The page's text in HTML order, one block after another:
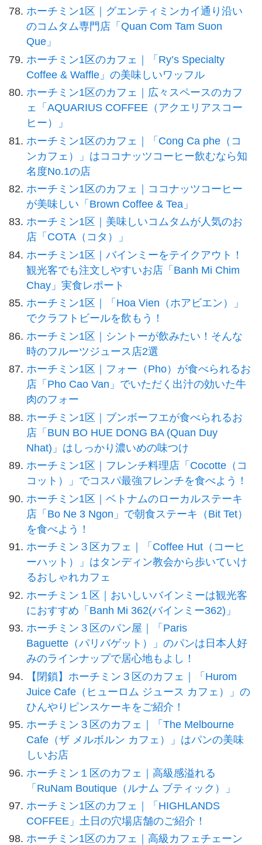
ホーチミン1区｜グエンティミンカイ通り沿い
のコムタム専門店「Quan Com Tam Suon
Que」
ホーチミン1区のカフェ｜「Ry’s Specialty
Coffee & Waffle」の美味しいワッフル
ホーチミン1区のカフェ｜広々スペースのカフ
ェ「AQUARIUS COFFEE（アクエリアスコー
ヒー）」
ホーチミン1区のカフェ｜「Cong Ca phe（コ
ンカフェ）」はココナッツコーヒー飲むなら知
名度No.1の店
ホーチミン1区のカフェ｜ココナッツコーヒー
が美味しい「Brown Coffee & Tea」
ホーチミン1区｜美味しいコムタムが人気のお
店「COTA（コタ）」
ホーチミン1区｜バインミーをテイクアウト！
観光客でも注文しやすいお店「Banh Mi Chim
Chay」実食レポート
ホーチミン1区｜「Hoa Vien（ホアビエン）」
でクラフトビールを飲もう！
ホーチミン1区｜シントーが飲みたい！そんな
時のフルーツジュース店2選
ホーチミン1区｜フォー（Pho）が食べられるお
店「Pho Cao Van」でいただく出汁の効いた牛
肉のフォー
ホーチミン1区｜ブンボーフエが食べられるお
店「BUN BO HUE DONG BA (Quan Duy
Nhat)」はしっかり濃いめの味つけ
ホーチミン1区｜フレンチ料理店「Cocotte（コ
コット）」でコスパ最強フレンチを食べよう！
ホーチミン1区｜ベトナムのローカルステーキ
店「Bo Ne 3 Ngon」で朝食ステーキ（Bit Tet）
を食べよう！
ホーチミン３区カフェ｜「Coffee Hut（コーヒ
ーハット）」はタンディン教会から歩いていけ
るおしゃれカフェ
ホーチミン１区｜おいしいバインミーは観光客
におすすめ「Banh Mi 362(バインミー362)」
ホーチミン３区のパン屋｜「Paris
Baguette（パリバゲット）」のパンは日本人好
みのラインナップで居心地もよし！
【閉鎖】ホーチミン３区のカフェ｜「Hurom
Juice Cafe（ヒューロム ジュース カフェ）」の
ひんやりピンスケーキをご紹介！
ホーチミン３区のカフェ｜「The Melbourne
Cafe（ザ メルボルン カフェ）」はパンの美味
しいお店
ホーチミン１区のカフェ｜高級感溢れる
「RuNam Boutique（ルナム ブティック）」
ホーチミン1区のカフェ｜「HIGHLANDS
COFFEE」土日の穴場店舗のご紹介！
ホーチミン1区のカフェ｜高級カフェチェーン